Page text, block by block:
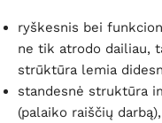
ryškesnis bei
ne tik atrodo dailiau,
strūktūra lemia
standesnė struktūra
(palaiko raiščių